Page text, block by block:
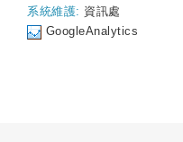
系統維護: 資訊處
GoogleAnalytics